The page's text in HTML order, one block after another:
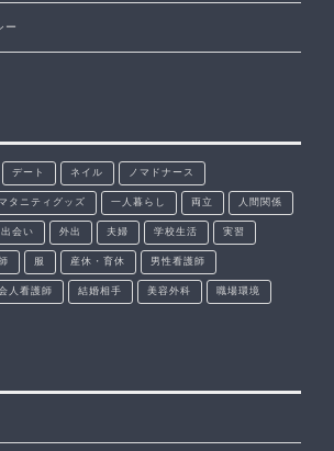
ー
デート ネイル ノマドナース
マタニティグッズ 一人暮らし 両立 人間関係
出会い 外出 夫婦 学校生活 実習
服 産休・育休 男性看護師
人看護師 結婚相手 美容外科 職場環境